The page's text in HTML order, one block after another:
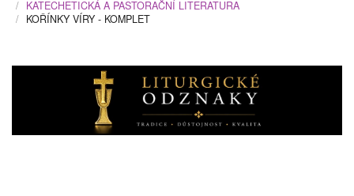
KATECHETICKÁ A PASTORAČNÍ LITERATURA
KOŘÍNKY VÍRY - KOMPLET